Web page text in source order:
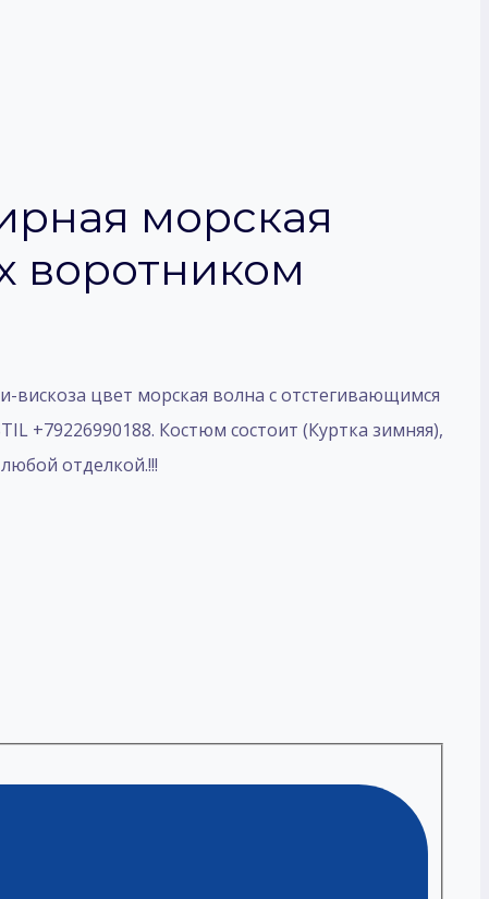
морская
воротником
цвет морская волна с отстегивающимся
+79226990188. Костюм состоит (Куртка зимняя),
отделкой.!!!